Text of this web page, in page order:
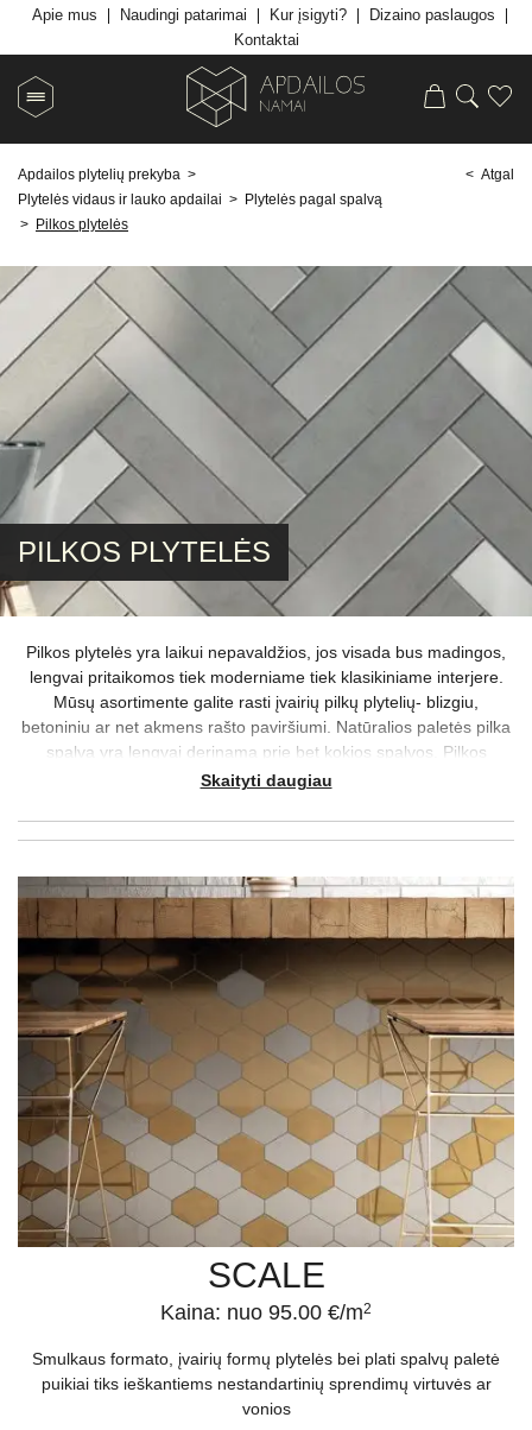
Apie mus Naudingi patarimai Kur įsigyti?
Dizaino paslaugos
Kontaktai
Apdailos plytelių prekyba >
Plytelės vidaus ir lauko apdailai > Plytelės pagal spalvą
> Pilkos plytelės
< Atgal
PILKOS PLYTELĖS
Pilkos plytelės yra laikui nepavaldžios, jos visada bus madingos,
lengvai pritaikomos tiek moderniame tiek klasikiniame interjere.
Mūsų asortimente galite rasti įvairių pilkų plytelių- blizgiu,
betoniniu ar net akmens rašto paviršiumi. Natūralios paletės pilka
spalva yra lengvai derinama prie bet kokios spalvos. Pilkos
spalvos plytelės gali virsti tiek akcentu Jūsų interjere, tiek vientisu
ar patinkančias plyteles matėte dizaino žurnale, internete, pas
tikrai atrasime panašias pilkas plyteles Jūsų namams už
prieinamą kainą. Mielai pagelbėsime ieškantiems, kad nebūtų
sunku pasiklysti tokioje gausoje įvairių pilkų plytelių atspalvių. Ne
be reikalo apie pilką spalvą sakoma, jog ji turi penkiasdešimt pilkų
atspalvių- tad mūsų užduotis, surasti būtent Jūsų atspalvį.
Skaityti daugiau
SCALE
Kaina: nuo 95.00 €/m2
Smulkaus formato, įvairių formų plytelės bei plati spalvų paletė
puikiai tiks ieškantiems nestandartinių sprendimų virtuvės ar
vonios